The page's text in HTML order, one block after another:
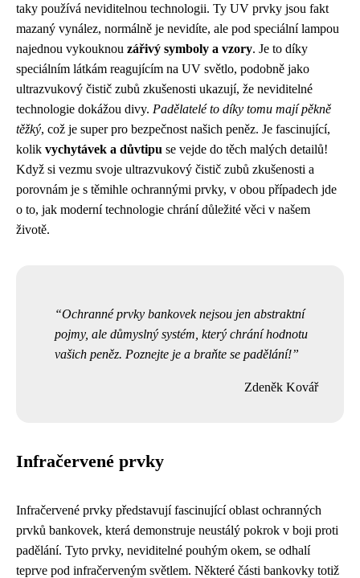
taky používá neviditelnou technologii. Ty UV prvky jsou fakt
mazaný vynález, normálně je nevidíte, ale pod speciální lampou
najednou vykouknou zářivý symboly a vzory. Je to díky
speciálním látkám reagujícím na UV světlo, podobně jako
ultrazvukový čistič zubů zkušenosti ukazují, že neviditelné
technologie dokážou divy. Padělatelé to díky tomu mají pěkně
těžký, což je super pro bezpečnost našich peněz. Je fascinující,
kolik vychytávek a důvtipu se vejde do těch malých detailů!
Když si vezmu svoje ultrazvukový čistič zubů zkušenosti a
porovnám je s těmihle ochrannými prvky, v obou případech jde
o to, jak moderní technologie chrání důležité věci v našem
životě.
Ochranné prvky bankovek nejsou jen abstraktní
pojmy, ale důmyslný systém, který chrání hodnotu
vašich peněz. Poznejte je a braňte se padělání!
Zdeněk Kovář
Infračervené prvky
Infračervené prvky představují fascinující oblast ochranných
prvků bankovek, která demonstruje neustálý pokrok v boji proti
padělání. Tyto prvky, neviditelné pouhým okem, se odhalí
teprve pod infračerveným světlem. Některé části bankovky totiž